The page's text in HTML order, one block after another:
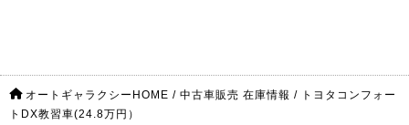
オートギャラクシーHOME / 中古車販売 在庫情報 / トヨタコンフォー
トDX教習車(24.8万円）